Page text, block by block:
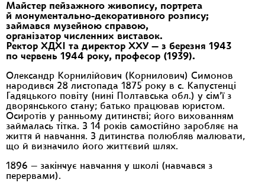
Майстер пейзажного живопису, портрета
й монументально-декоративного розпису;
займався музейною справою,
організатор численних виставок.
Ректор ХДХІ та директор ХХУ — з березня 1943
по червень 1944 року, професор (1939).
Олександр Корнилійович (Корнилович) Симонов
народився 28 листопада 1875 року в с. Капустенці
Гадяцького повіту (нині Полтавська обл.) у сім’ї з
дворянського стану; батько працював юристом.
Осиротів у ранньому дитинстві; його вихованням
займалась тітка. З 14 років самостійно заробляє на
життя й навчання. З дитинства полюбляв малювати,
що й визначило його життєвий шлях.
1896 — закінчує навчання у школі (навчався з
перервами).